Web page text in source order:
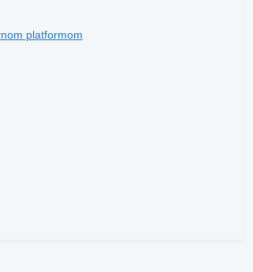
platformom